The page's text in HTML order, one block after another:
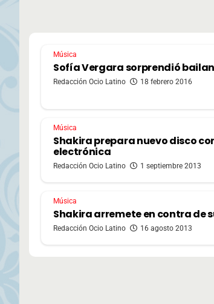
Música
Sofía Vergara sorprendió
Redacción Ocio Latino 18 febrero 2016
Música
Shakira prepara nuevo disco
electrónica
Redacción Ocio Latino 1 septiembre 2013
Música
Shakira arremete en contra de
Redacción Ocio Latino 16 agosto 2013